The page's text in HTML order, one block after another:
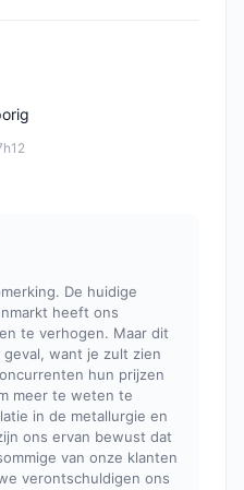
De huidige
heeft ons
te verhogen. Maar dit
want je zult zien
hun prijzen
meer te weten te
in de metallurgie en
ons ervan bewust dat
van onze klanten
verontschuldigen ons